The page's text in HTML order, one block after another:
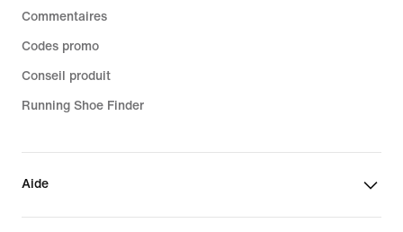
Commentaires
Codes promo
Conseil produit
Running Shoe Finder
Aide